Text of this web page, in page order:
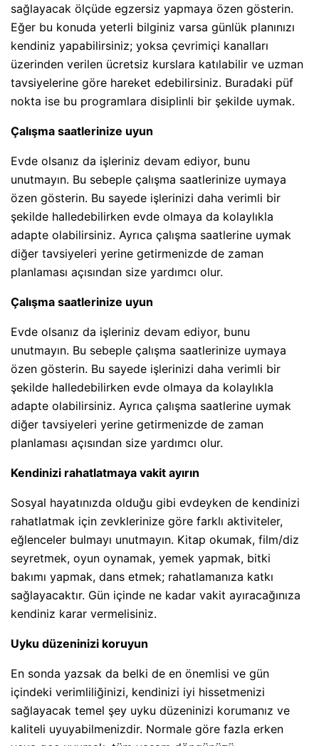
sağlayacak ölçüde egzersiz yapmaya özen gösterin.
Eğer bu konuda yeterli bilginiz varsa günlük planınızı
kendiniz yapabilirsiniz; yoksa çevrimiçi kanalları
üzerinden verilen ücretsiz kurslara katılabilir ve uzman
tavsiyelerine göre hareket edebilirsiniz. Buradaki püf
nokta ise bu programlara disiplinli bir şekilde uymak.
Çalışma saatlerinize uyun
Evde olsanız da işleriniz devam ediyor, bunu
unutmayın. Bu sebeple çalışma saatlerinize uymaya
özen gösterin. Bu sayede işlerinizi daha verimli bir
şekilde halledebilirken evde olmaya da kolaylıkla
adapte olabilirsiniz. Ayrıca çalışma saatlerine uymak
diğer tavsiyeleri yerine getirmenizde de zaman
planlaması açısından size yardımcı olur.
Çalışma saatlerinize uyun
Evde olsanız da işleriniz devam ediyor, bunu
unutmayın. Bu sebeple çalışma saatlerinize uymaya
özen gösterin. Bu sayede işlerinizi daha verimli bir
şekilde halledebilirken evde olmaya da kolaylıkla
adapte olabilirsiniz. Ayrıca çalışma saatlerine uymak
diğer tavsiyeleri yerine getirmenizde de zaman
planlaması açısından size yardımcı olur.
Kendinizi rahatlatmaya vakit ayırın
Sosyal hayatınızda olduğu gibi evdeyken de kendinizi
rahatlatmak için zevklerinize göre farklı aktiviteler,
eğlenceler bulmayı unutmayın. Kitap okumak, film/diz
seyretmek, oyun oynamak, yemek yapmak, bitki
bakımı yapmak, dans etmek; rahatlamanıza katkı
sağlayacaktır. Gün içinde ne kadar vakit ayıracağınıza
kendiniz karar vermelisiniz.
Uyku düzeninizi koruyun
En sonda yazsak da belki de en önemlisi ve gün
içindeki verimliliğinizi, kendinizi iyi hissetmenizi
sağlayacak temel şey uyku düzeninizi korumanız ve
kaliteli uyuyabilmenizdir. Normale göre fazla erken